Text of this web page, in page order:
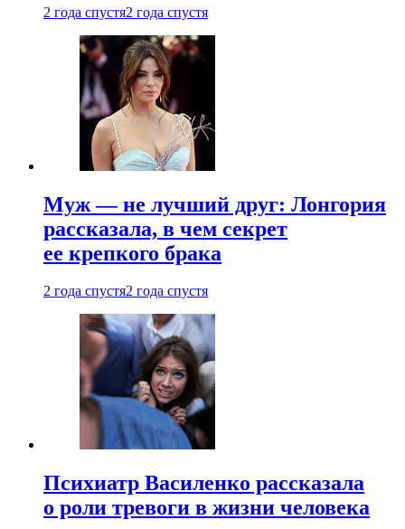
2 года спустя2 года спустя
Муж — не лучший друг: Лонгория
рассказала, в чем секрет
ее крепкого брака
2 года спустя2 года спустя
Психиатр Василенко рассказала
о роли тревоги в жизни человека